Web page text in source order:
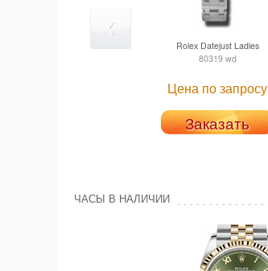
RolexDatejust Ladies
80319 wd
Цена по запросу
Заказать
ЧАСЫ В НАЛИЧИИ